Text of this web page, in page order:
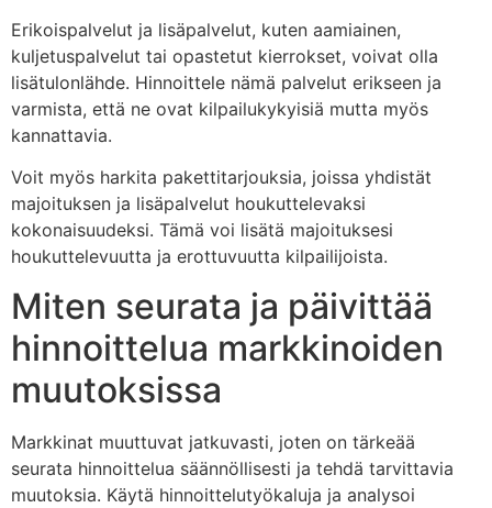
Erikoispalvelut ja lisäpalvelut, kuten aamiainen,
kuljetuspalvelut tai opastetut kierrokset, voivat olla
lisätulonlähde. Hinnoittele nämä palvelut erikseen ja
varmista, että ne ovat kilpailukykyisiä mutta myös
kannattavia.
Voit myös harkita pakettitarjouksia, joissa yhdistät
majoituksen ja lisäpalvelut houkuttelevaksi
kokonaisuudeksi. Tämä voi lisätä majoituksesi
houkuttelevuutta ja erottuvuutta kilpailijoista.
Miten seurata ja päivittää
hinnoittelua markkinoiden
muutoksissa
Markkinat muuttuvat jatkuvasti, joten on tärkeää
seurata hinnoittelua säännöllisesti ja tehdä tarvittavia
muutoksia. Käytä hinnoittelutyökaluja ja analysoi